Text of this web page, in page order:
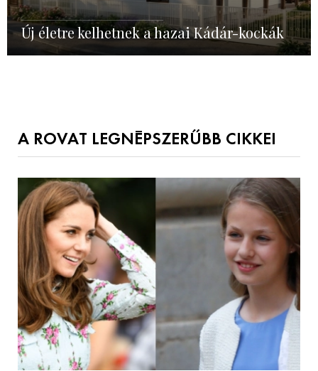
Új életre kelhetnek a hazai Kádár-kockák
A ROVAT LEGNÉPSZERŰBB CIKKEI